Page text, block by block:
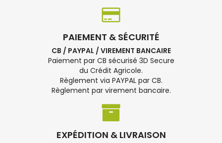
PAIEMENT & SÉCURITÉ
CB / PAYPAL / VIREMENT BANCAIRE
Paiement par CB sécurisé 3D Secure
du Crédit Agricole.
Règlement via PAYPAL par CB.
Règlement par virement bancaire.
EXPÉDITION & LIVRAISON